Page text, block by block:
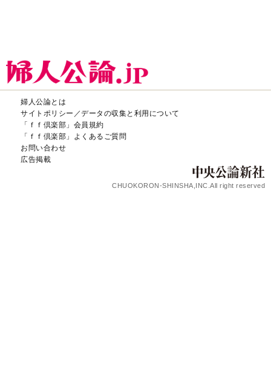
婦人公論とは
サイトポリシー／データの収集と利用について
「ｆｆ倶楽部」会員規約
「ｆｆ倶楽部」よくあるご質問
お問い合わせ
広告掲載
CHUOKORON-SHINSHA,INC.All right reserved